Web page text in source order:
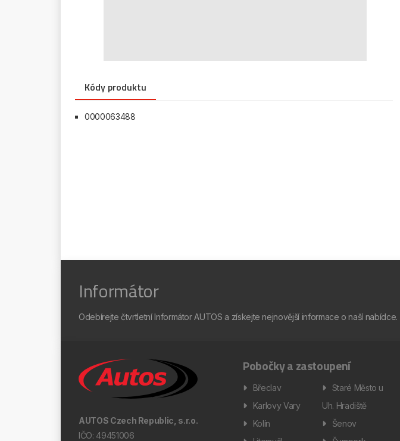
Kódy produktu
0000063488
Informátor
Odebírejte čtvrtletní Informátor AUTOS a získejte nejnovější informace o naší nabídce.
AUTOS Czech Republic, s.r.o.
IČO: 49451006
Pobočky a zastoupení
Břeclav
Karlovy Vary
Kolín
Staré Město u
Uh. Hradiště
Šenov